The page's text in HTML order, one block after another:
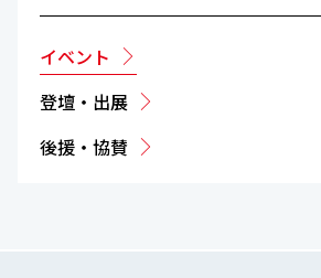
イベント
登壇・出展
後援・協賛